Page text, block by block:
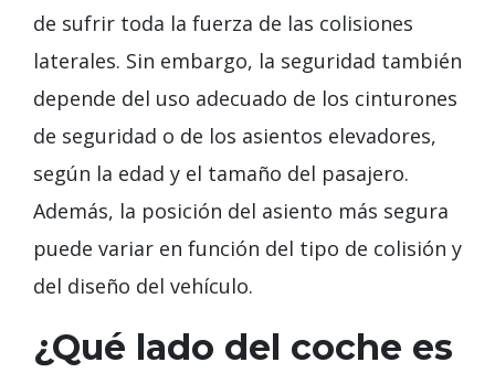
de sufrir toda la fuerza de las colisiones
laterales. Sin embargo, la seguridad también
depende del uso adecuado de los cinturones
de seguridad o de los asientos elevadores,
según la edad y el tamaño del pasajero.
Además, la posición del asiento más segura
puede variar en función del tipo de colisión y
del diseño del vehículo.
¿Qué lado del coche es